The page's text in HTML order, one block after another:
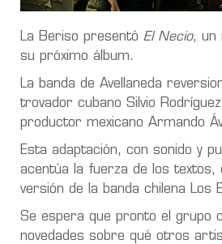
La Beriso presentó El Necio, un
su próximo álbum.
La banda de Avellaneda
trovador cubano Silvio
productor mexicano Armando
Esta adaptación, con sonido y
acentúa la fuerza de los textos,
versión de la banda chilena Los
Se espera que pronto el grupo
novedades sobre qué otros